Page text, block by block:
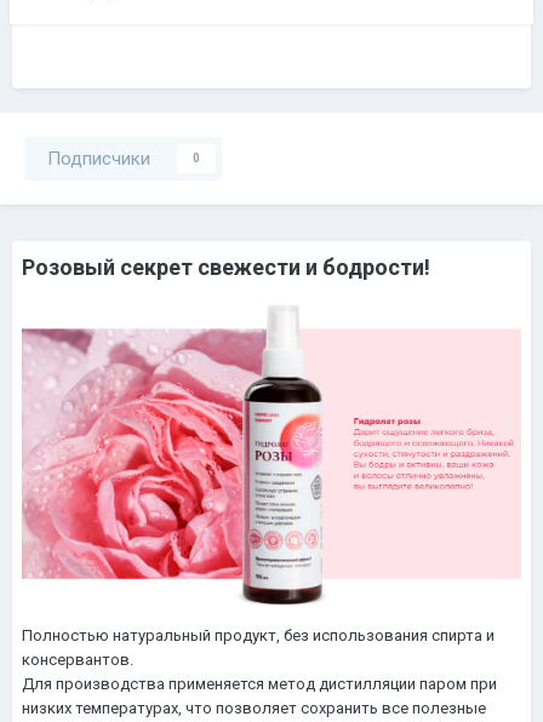
Подписчики 0
Розовый секрет свежести и бодрости!
Полностью натуральный продукт, без использования спирта и
консервантов.
Для производства применяется метод дистилляции паром при
низких температурах, что позволяет сохранить все полезные